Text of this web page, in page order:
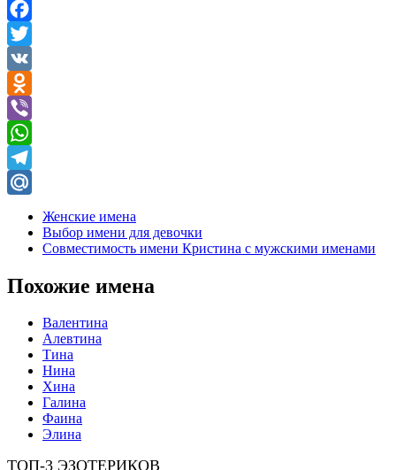
Facebook
Twitter
VK
Odnoklassniki
Viber
WhatsApp
Telegram
Женские имена
Выбор имени для девочки
Совместимость имени Кристина с мужскими именами
Похожие имена
Валентина
Алевтина
Тина
Нина
Хина
Галина
Фаина
Элина
ТОП-3 ЭЗОТЕРИКОВ